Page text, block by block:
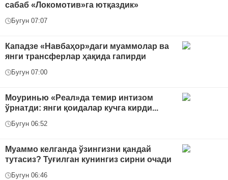
сабаб «Локомотив»га ютқаздик»
Бугун 07:07
Кападзе «Навбаҳор»даги муаммолар ва
янги трансферлар ҳақида гапирди
Бугун 07:00
Моуринью «Реал»да темир интизом
ўрнатди: янги қоидалар кучга кирди...
Бугун 06:52
Муаммо келганда ўзингизни қандай
тутасиз? Туғилган кунингиз сирни очади
Бугун 06:46